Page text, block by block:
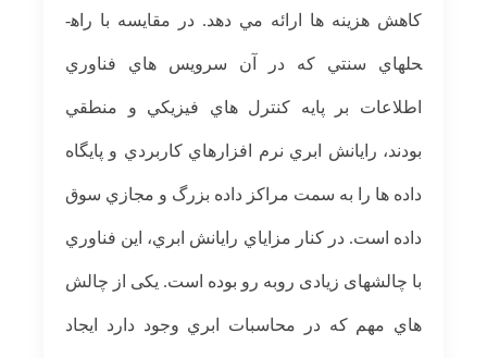
كاهش هزينه ها ارائه مي دهد. در مقايسه با راه­
حلهاي سنتي كه در آن سرويس هاي فناوري
اطلاعات بر پايه كنترل هاي فيزيكي و منطقي
بودند، رايانش ابري نرم افزارهاي كاربردي و پايگاه
داده ها را به سمت مراكز داده بزرگ و مجازي سوق
داده است. در كنار مزاياي رايانش ابري، اين فناوري
با چالشهای زیادی روبه رو بوده است. یکی از ﭼﺎﻟﺶ
ﻫﺎي ﻣﻬﻢ ﮐﻪ در ﻣﺤﺎﺳﺒﺎت اﺑﺮي وﺟﻮد دارد اﯾﺠﺎد